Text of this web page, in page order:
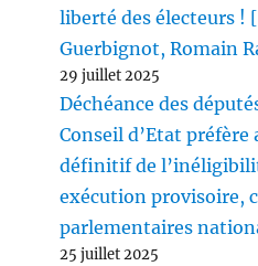
liberté des électeurs !
Guerbignot, Romain
29 juillet 2025
Déchéance des
Conseil d’Etat
définitif de
exécution provisoire,
parlementaires
25 juillet 2025